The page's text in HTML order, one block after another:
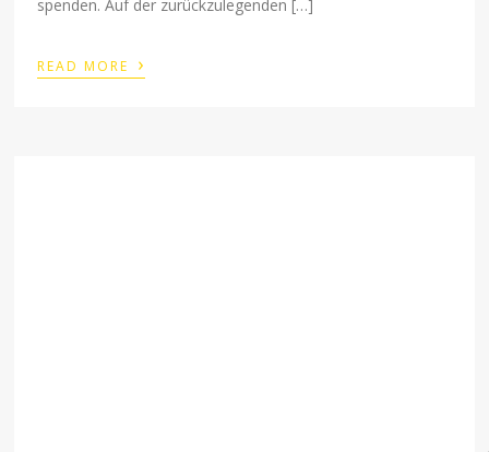
spenden. Auf der zurückzulegenden […]
READ MORE ›